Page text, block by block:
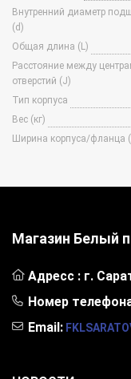
Внутренний диаметр
(d)
Общая длина (L)
Расстояние между
отверстий (J)
Тип корпуса
Вес (кг)
Ширина корпуса/фланца
Магазин Белый
Адресс : г.
Номер
Email: